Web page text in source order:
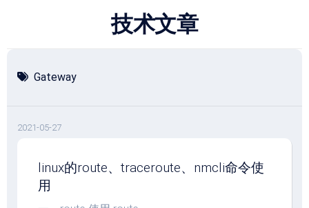
技术文章
Gateway
2021-05-27
linux的route、traceroute、nmcli命令使
用